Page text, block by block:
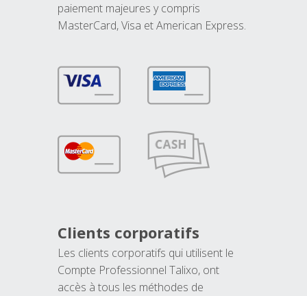
paiement majeures y compris
MasterCard, Visa et American Express.
Clients corporatifs
Les clients corporatifs qui utilisent le
Compte Professionnel Talixo, ont
accès à tous les méthodes de